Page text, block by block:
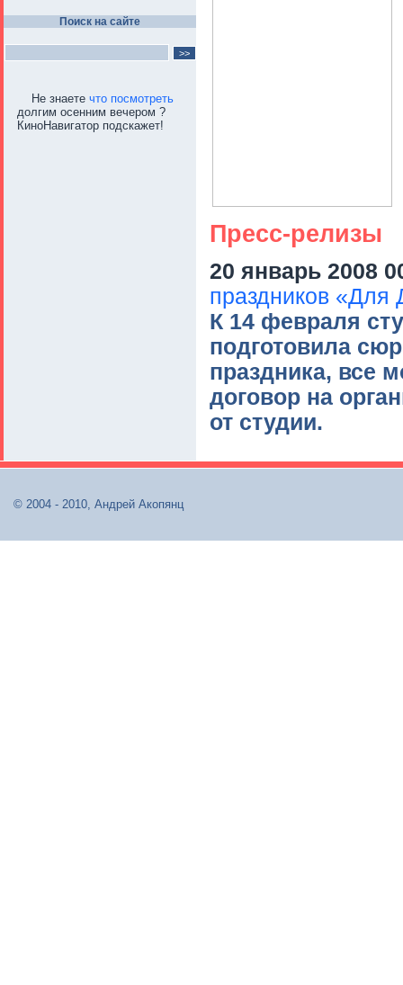
Поиск на сайте
Не знаете что посмотреть
долгим осенним вечером ?
КиноНавигатор подскажет!
Пресс-релизы
20 январь 2008
праздников «Для
К 14 февраля
подготовила
праздника, все
договор на
от студии.
© 2004 - 2010, Андрей Акопянц